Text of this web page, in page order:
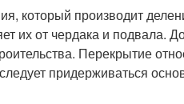
который производит
их от чердака и подвала.
Перекрытие
придерживаться